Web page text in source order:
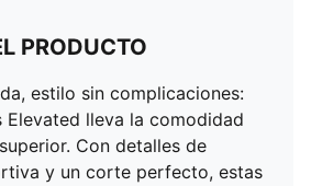
PRODUCTO
estilo sin complicaciones:
Elevated lleva la comodidad
Con detalles de
y un corte perfecto, estas